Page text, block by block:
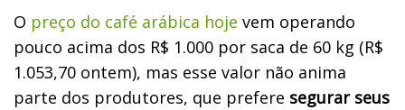
O preço do café arábica hoje vem operando
pouco acima dos R$ 1.000 por saca de 60 kg (R$
1.053,70 ontem), mas esse valor não anima
parte dos produtores, que prefere segurar seus